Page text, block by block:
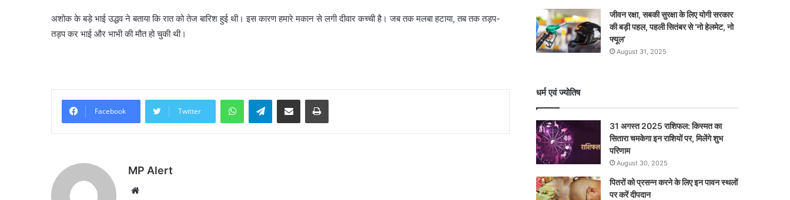
अशोक के बड़े भाई उद्धव ने बताया कि रात को तेज बारिश हुई थी। इस कारण हमारे मकान से लगी दीवार कच्ची है। जब तक मलबा हटाया, तब तक तड़प-
तड़प कर भाई और भाभी की मौत हो चुकी थी।
Facebook Twitter
WhatsAppTelegramShare via Email Print
MP Alert
Website
जीवन रक्षा, सबकी सुरक्षा के लिए योगी सरकार
की बड़ी पहल, पहली सितंबर से ‘नो हेलमेट, नो
फ्यूल’
August 31, 2025
धर्म एवं ज्योतिष
31 अगस्त 2025 राशिफल: किस्मत का
सितारा चमकेगा इन राशियों पर, मिलेंगे शुभ
परिणाम
August 30, 2025
पितरों को प्रसन्न करने के लिए इन पावन स्थलों
पर करें दीपदान